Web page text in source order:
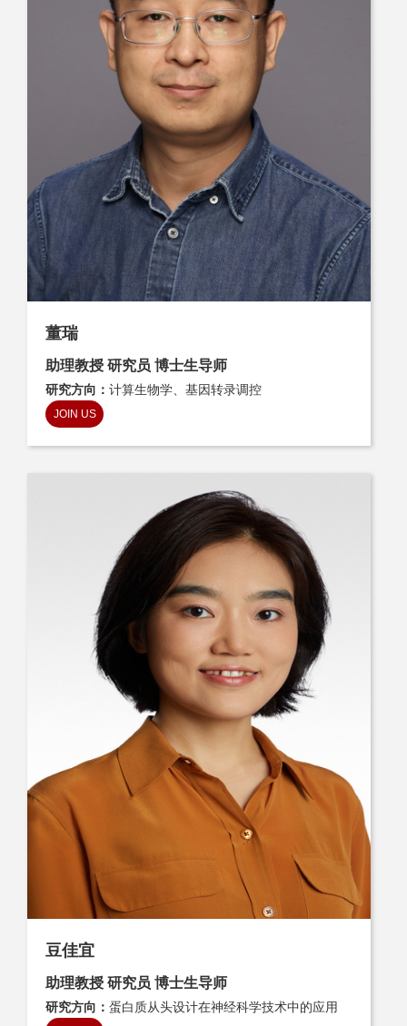
董瑞
助理教授 研究员 博士生导师
研究方向： 计算生物学、基因转录调控
JOIN US
豆佳宜
助理教授 研究员 博士生导师
研究方向： 蛋白质从头设计在神经科学技术中的应用